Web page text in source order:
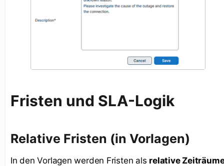
Fristen und SLA-Logik
Relative Fristen (in Vorlagen)
In den Vorlagen werden Fristen als relative